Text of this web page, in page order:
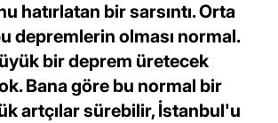
hatırlatan bir sarsıntı. Orta
depremlerin olması normal.
bir deprem üretecek
Bana göre bu normal bir
artçılar sürebilir, İstanbul'u